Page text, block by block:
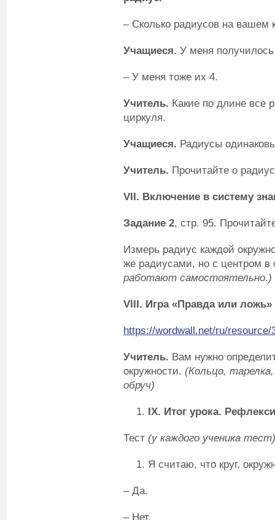
– Сколько радиусов на вашем
Учащиеся. У меня
– У меня тоже их 4.
Учитель. Какие по длине все
циркуля.
Учащиеся. Радиусы
Учитель. Прочитайте о
VII. Включение в систему
Задание 2, стр. 95.
Измерь радиус каждой
же радиусами, но с центром в
работают самостоятельно.)
VIII. Игра «Правда или ложь»
https://wordwall.net/ru/resource/
Учитель. Вам нужно
окружности. (Кольцо,
обруч)
IX. Итог урока.
Тест (у каждого ученика
Я считаю, что круг,
– Да.
– Нет.